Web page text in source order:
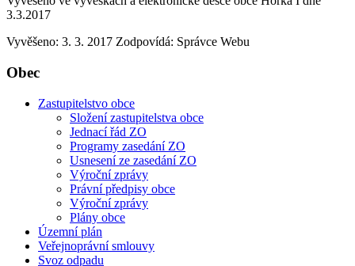
3.3.2017
Vyvěšeno: 3. 3. 2017 Zodpovídá: Správce Webu
Obec
Zastupitelstvo obce
Složení zastupitelstva obce
Jednací řád ZO
Programy zasedání ZO
Usnesení ze zasedání ZO
Výroční zprávy
Právní předpisy obce
Výroční zprávy
Plány obce
Územní plán
Veřejnoprávní smlouvy
Svoz odpadu